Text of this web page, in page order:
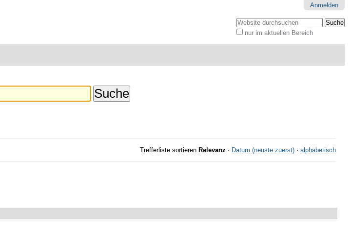
Anmelden
Website durchsuchen
nur im aktuellen Bereich
Suche…
Trefferliste sortieren Relevanz · Datum (neuste zuerst) · alphabetisch